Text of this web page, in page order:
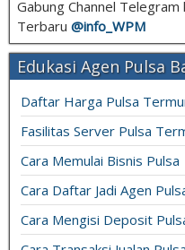
Gabung Channel
Terbaru @info_ WPM
Edukasi Agen Pulsa
Daftar Harga Pulsa
Fasilitas Server Pulsa
Cara Memulai Bisnis Pulsa
Cara Daftar Jadi Agen
Cara Mengisi Deposit